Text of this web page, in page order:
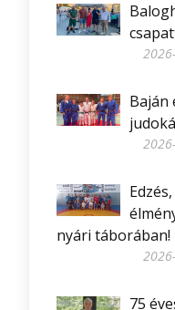
Baján
nyári táborában!
75